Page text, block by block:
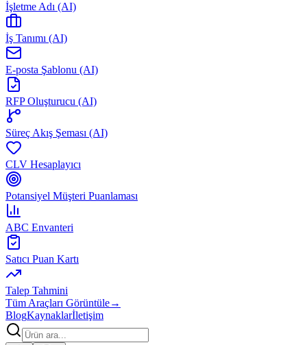
İşletme Adı (AI)
İş Tanımı (AI)
E-posta Şablonu (AI)
RFP Oluşturucu (AI)
Süreç Akış Şeması (AI)
CLV Hesaplayıcı
Potansiyel Müşteri Puanlaması
ABC Envanteri
Satıcı Puan Kartı
Talep Tahmini
Tüm Araçları Görüntüle→
BlogKaynaklarİletişim